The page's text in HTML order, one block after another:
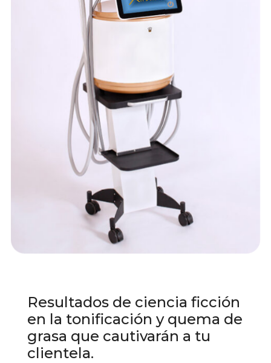
Resultados de ciencia ficción
en la tonificación y quema de
grasa que cautivarán a tu
clientela.